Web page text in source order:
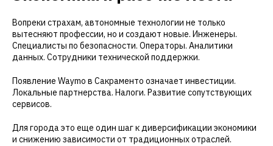
Вопреки страхам, автономные технологии не только
вытесняют профессии, но и создают новые. Инженеры.
Специалисты по безопасности. Операторы. Аналитики
данных. Сотрудники технической поддержки.
Появление Waymo в Сакраменто означает инвестиции.
Локальные партнерства. Налоги. Развитие сопутствующих
сервисов.
Для города это еще один шаг к диверсификации экономики
и снижению зависимости от традиционных отраслей.